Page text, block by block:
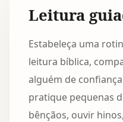
Leitura
Estabeleça uma
leitura bíblica,
alguém de
pratique pequenas
bênçãos, ouvir